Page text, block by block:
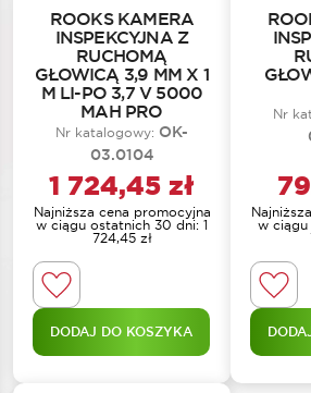
ROOKS KAMERA
INSPEKCYJNA Z
RUCHOMĄ
GŁOWICĄ 3,9 MM X 1
M LI-PO 3,7 V 5000
MAH PRO
Nr katalogowy: OK-
03.0104
1 724,45 zł
Najniższa cena promocyjna
w ciągu ostatnich 30 dni: 1
724,45 zł
DODAJ DO KOSZYKA
Nr
w